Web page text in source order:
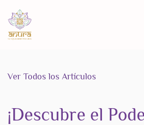
Skip to main content
Ver Todos los Artículos
¡Descubre el